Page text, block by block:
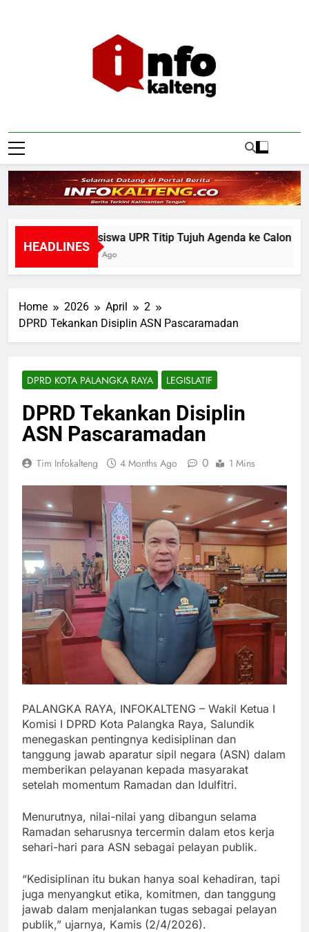
Infokalteng
HEADLINES
Mahasiswa UPR Titip Tujuh Agenda ke Calon
2 Hours Ago
Home 2026 April
2
DPRD Tekankan Disiplin ASN Pascaramadan
DPRD KOTA PALANGKA RAYA LEGISLATIF
DPRD Tekankan Disiplin
ASN Pascaramadan
Tim Infokalteng 4 Months Ago 0 1 Mins
PALANGKA RAYA, INFOKALTENG – Wakil Ketua I
Komisi I DPRD Kota Palangka Raya, Salundik
menegaskan pentingnya kedisiplinan dan
tanggung jawab aparatur sipil negara (ASN) dalam
memberikan pelayanan kepada masyarakat
setelah momentum Ramadan dan Idulfitri.
Menurutnya, nilai-nilai yang dibangun selama
Ramadan seharusnya tercermin dalam etos kerja
sehari-hari para ASN sebagai pelayan publik.
“Kedisiplinan itu bukan hanya soal kehadiran, tapi
juga menyangkut etika, komitmen, dan tanggung
jawab dalam menjalankan tugas sebagai pelayan
publik,” ujarnya, Kamis (2/4/2026).